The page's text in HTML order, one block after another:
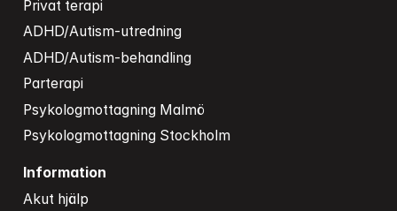
Privat terapi
ADHD/Autism-utredning
ADHD/Autism-behandling
Parterapi
Psykologmottagning Malmö
Psykologmottagning Stockholm
Information
Akut hjälp